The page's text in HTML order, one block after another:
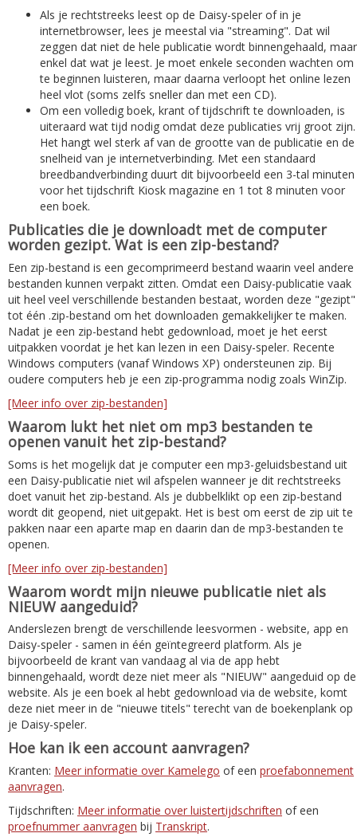
Als je rechtstreeks leest op de Daisy-speler of in je
internetbrowser, lees je meestal via "streaming". Dat wil
zeggen dat niet de hele publicatie wordt binnengehaald, maar
enkel dat wat je leest. Je moet enkele seconden wachten om
te beginnen luisteren, maar daarna verloopt het online lezen
heel vlot (soms zelfs sneller dan met een CD).
Om een volledig boek, krant of tijdschrift te downloaden, is
uiteraard wat tijd nodig omdat deze publicaties vrij groot zijn.
Het hangt wel sterk af van de grootte van de publicatie en de
snelheid van je internetverbinding. Met een standaard
breedbandverbinding duurt dit bijvoorbeeld een 3-tal minuten
voor het tijdschrift Kiosk magazine en 1 tot 8 minuten voor
een boek.
Publicaties die je downloadt met de computer
worden gezipt. Wat is een zip-bestand?
Een zip-bestand is een gecomprimeerd bestand waarin veel andere
bestanden kunnen verpakt zitten. Omdat een Daisy-publicatie vaak
uit heel veel verschillende bestanden bestaat, worden deze "gezipt"
tot één .zip-bestand om het downloaden gemakkelijker te maken.
Nadat je een zip-bestand hebt gedownload, moet je het eerst
uitpakken voordat je het kan lezen in een Daisy-speler. Recente
Windows computers (vanaf Windows XP) ondersteunen zip. Bij
oudere computers heb je een zip-programma nodig zoals WinZip.
[Meer info over zip-bestanden]
Waarom lukt het niet om mp3 bestanden te
openen vanuit het zip-bestand?
Soms is het mogelijk dat je computer een mp3-geluidsbestand uit
een Daisy-publicatie niet wil afspelen wanneer je dit rechtstreeks
doet vanuit het zip-bestand. Als je dubbelklikt op een zip-bestand
wordt dit geopend, niet uitgepakt. Het is best om eerst de zip uit te
pakken naar een aparte map en daarin dan de mp3-bestanden te
openen.
[Meer info over zip-bestanden]
Waarom wordt mijn nieuwe publicatie niet als
NIEUW aangeduid?
Anderslezen brengt de verschillende leesvormen - website, app en
Daisy-speler - samen in één geïntegreerd platform. Als je
bijvoorbeeld de krant van vandaag al via de app hebt
binnengehaald, wordt deze niet meer als "NIEUW" aangeduid op de
website. Als je een boek al hebt gedownload via de website, komt
deze niet meer in de "nieuwe titels" terecht van de boekenplank op
je Daisy-speler.
Hoe kan ik een account aanvragen?
Kranten: Meer informatie over Kamelego of een proefabonnement
aanvragen.
Tijdschriften: Meer informatie over luistertijdschriften of een
proefnummer aanvragen bij Transkript.